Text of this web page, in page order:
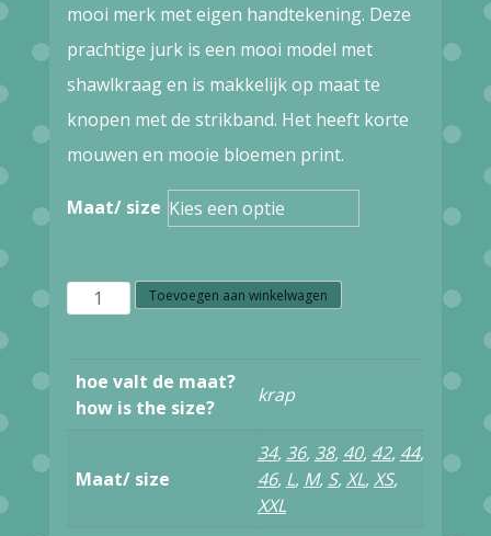
€62,50.
mooi merk met eigen handtekening. Deze
prachtige jurk is een mooi model met
shawlkraag en is makkelijk op maat te
knopen met de strikband. Het heeft korte
mouwen en mooie bloemen print.
Maat/ size
S38.49
Camelia
waffle
Toevoegen aan winkelwagen
hoe valt de maat?
how is the size?
krap
Maat/ size
34, 36, 38, 40, 42, 44,
46, L, M, S,XL,XS,
XXL